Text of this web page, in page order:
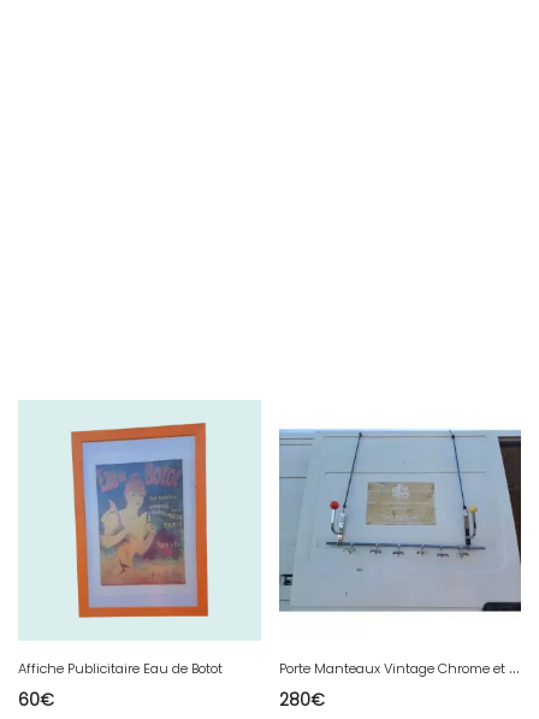
Affiche Publicitaire Eau de Botot
60€
P
orte Manteaux Vintage Chrome et Boules Plastic
280€